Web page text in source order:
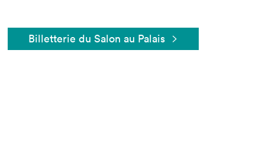
Billetterie du Salon au Palais